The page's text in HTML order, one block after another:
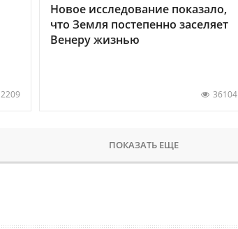
2209
Новое исследование показало,
что Земля постепенно заселяет
Венеру жизнью
36104
ПОКАЗАТЬ ЕЩЕ